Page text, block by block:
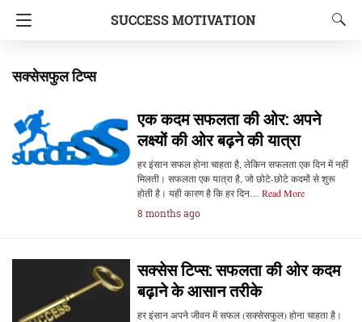
SUCCESS MOTIVATION
सक्सेसफुल टिप्स
एक कदम सफलता की ओर: अपने
लक्ष्यों की ओर बढ़ने की यात्रा
हर इंसान सफल होना चाहता है, लेकिन सफलता एक दिन में नहीं
मिलती। सफलता एक यात्रा है, जो छोटे-छोटे कदमों से शुरू
होती है। यही कारण है कि हर दिन… Read More
8 months ago
सक्सेस टिप्स: सफलता की ओर कदम
बढ़ाने के आसान तरीके
हर इंसान अपने जीवन में सफल (सक्सेसफुल) होना चाहता है।